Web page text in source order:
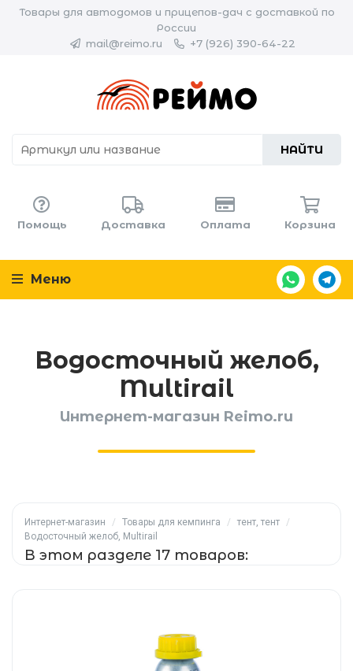
Товары для автодомов и прицепов-дач с доставкой по
России
mail@reimo.ru
+7 (926) 390-64-22
НАЙТИ
Помощь Доставка Оплата Корзина
Меню
Водосточный желоб,
Multirail
Интернет-магазин Reimo.ru
Интернет-магазин / Товары для кемпинга / тент, тент
/
Водосточный желоб, Multirail
В этом разделе 17 товаров: